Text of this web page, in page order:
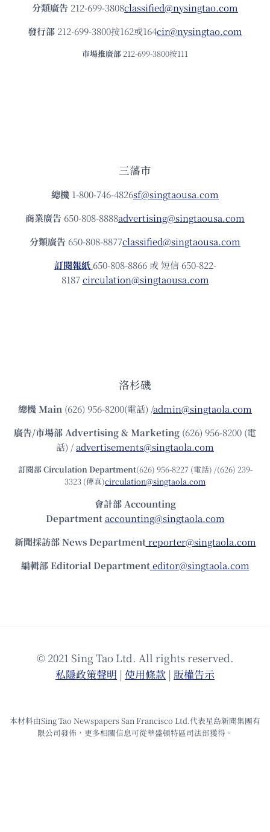
分類廣告 212-699-3808classified@nysingtao.com
發⾏部 212-699-3800按162或164cir@nysingtao.com
市場推廣部 212-699-3800按111
三藩市
總機 1-800-746-4826sf@singtaousa.com
商業廣告 650-808-8888advertising@singtaousa.com
分類廣告 650-808-8877classified@singtaousa.com
訂閱報紙 650-808-8866 或 短信 650-822-
8187circulation@singtaousa.com
洛杉磯
總機Main (626) 956-8200(電話) /admin@singtaola.com
廣告/市場部Advertising & Marketing (626) 956-8200 (電
話) /advertisements@singtaola.com
訂閱部 Circulation Department(626) 956-8227 (電話) /(626) 239-
3323 (傳真)circulation@singtaola.com
會計部 Accounting
Department accounting@singtaola.com
新聞採訪部 News Department reporter@singtaola.com
編輯部 Editorial Department editor@singtaola.com
© 2021 Sing Tao Ltd. All rights reserved.
私隱政策聲明 | 使⽤條款 | 版權告⽰
本材料由Sing Tao Newspapers San Francisco Ltd.代表星島新聞集團有
限公司發佈，更多相關信息可從華盛頓特區司法部獲得。